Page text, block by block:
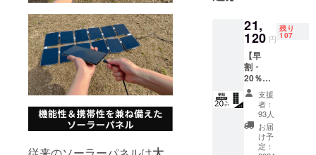
良品を取り
扱い、最高
品質と最善
のサービス
を提供する
ことに全力
を注いでい
ます。お客
様の日々の
暮らしをよ
21,
120 円
残り
107
【早
割・
20％OF
F】
Bleaf
ソー
ラーパ
ネル × 1
一般販
支援
者：
93人
お届
け予
定：